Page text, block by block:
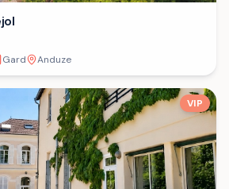
Gard Anduze
VIP